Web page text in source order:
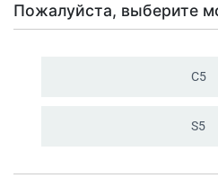
Пожалуйста, выберите
C5
S5